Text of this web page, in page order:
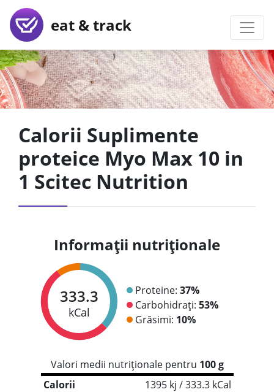
eat & track
Calorii Suplimente
proteice Myo Max 10 in
1 Scitec Nutrition
Informații nutriționale
333.3
kCal
Proteine: 37%
Carbohidrați: 53%
Grăsimi: 10%
Valori medii nutriționale pentru 100 g
Calorii
1395 kj / 333.3 kCal